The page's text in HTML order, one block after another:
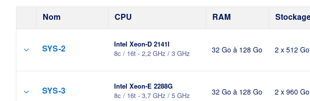
Nom CPU RAM
SYS-2
Intel Xeon-D 2141I
8c / 16t - 2,2 GHz / 3 GHz
32 Go à 128 Go 2 x 512
SYS-3
Intel Xeon-E 2288G
8c / 16t - 3,7 GHz / 5 GHz
32 Go à 128 Go 2 x 960